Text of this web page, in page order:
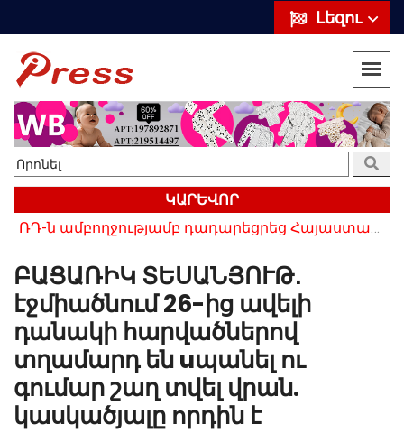
Լեզու
ԿԱՐԵՎՈՐ
ԲԱՑԱՌԻԿ ՏԵՍԱՆՅՈՒԹ․
էջմիածնում 26-ից ավելի
դանակի հարվածներով
տղամարդ են uպանել ու
գումար շաղ տվել վրան.
կասկածյալը որդին է